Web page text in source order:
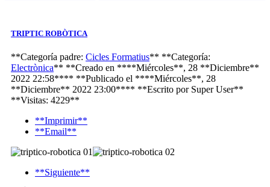
TRIPTIC ROBÒTICA
**Categoría padre: Cicles Formatius** **Categoría:
Electrònica** **Creado en ****Miércoles**, 28 **Diciembre**
2022 22:58**** **Publicado el ****Miércoles**, 28
**Diciembre** 2022 23:00**** **Escrito por Super User**
**Visitas: 4229**
**Imprimir**
**Email**
**Siguiente**